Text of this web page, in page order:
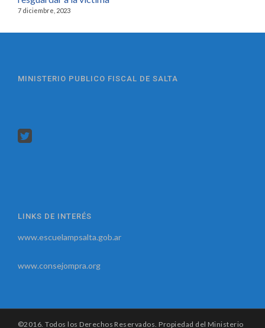
7 diciembre, 2023
MINISTERIO PUBLICO FISCAL DE SALTA
LINKS DE INTERÉS
www.escuelampsalta.gob.ar
www.consejompra.org
©2016. Todos los Derechos Reservados. Propiedad del Ministerio